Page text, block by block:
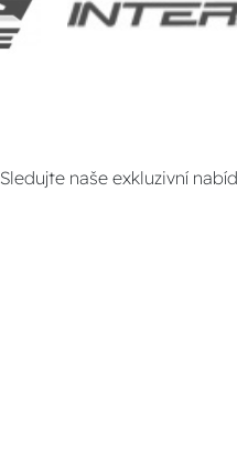
Sledujte naše exkluzivní